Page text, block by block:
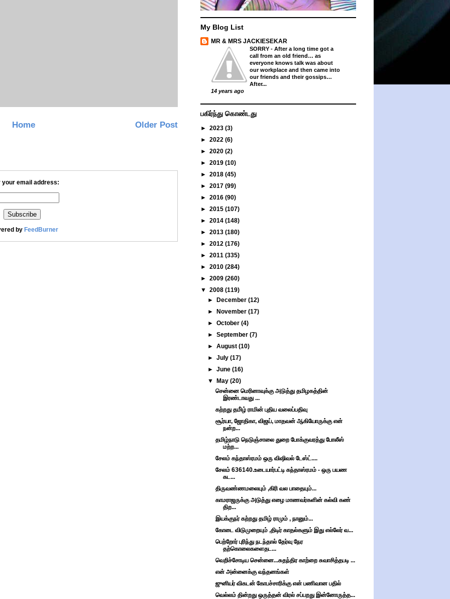
Older Post
Home
your email address:
by FeedBurner
My Blog List
MR & MRS JACKIESEKAR
SORRY - After a long time got a
call from an old friend… as
everyone knows talk was about
our workplace and then came into
our friends and their gossips…
After...
14 years ago
பகிர்ந்து கொண்டது
► 2023 (3)
► 2022 (6)
► 2020 (2)
► 2019 (10)
► 2018 (45)
► 2017 (99)
► 2016 (90)
► 2015 (107)
► 2014 (148)
► 2013 (180)
► 2012 (176)
► 2011 (335)
► 2010 (284)
► 2009 (260)
▼ 2008 (119)
►
December(12)
►
November(17)
►October(4)
►September(7)
►August(10)
►July(17)
►June(16)
▼
May(20)
சென்னை மெரினாவுக்கு அடுத்து தமிழகத்தின்
இரண்டாவது ...
கற்றது தமி்ழ் ராமின் புதிய வலைப்பதிவு
சூர்யா, ஜோதிகா, விஜய், மாதவன் ஆகியோருக்கு என்
நன்ற...
தமிழ்நாடு நெடுஞ்சாலை துறை போக்குவரத்து போலீஸ்
மற்ற...
சேலம் கந்தாஸ்ரமம் ஒரு விஷிவல் டேஸ்ட்....
சேலம் 636140.உடையார்பட்டி கந்தாஸ்ரமம் - ஒரு பயண
கட...
திருவண்ணமலையும் ,கிரி வல பாதையும்...
காமராஜருக்கு அடுத்து எழை மாணவர்களின் கல்வி கண்
திற...
இயக்குநர் கற்றது தமிழ் ராமும் , நானும்...
கோடை விடுமுறையும் ,திடிர் காதல்களும் இது எல்லேர் வ...
பெற்றோர் புரிந்து நடந்தால் தேர்வு நேர
தற்கொலைகளைதட...
வெறிச்சோடிய சென்னை...சுதந்திர காற்றை சுவாசித்தபடி ...
என் அன்னைக்கு வந்தனங்கள்
ஜுனியர் விகடன் கோபச்சாரிக்கு என் பணிவான பதில்
வெல்லம் தின்றது ஒருத்தன் விரல் சப்பறது இன்னோருத்த...